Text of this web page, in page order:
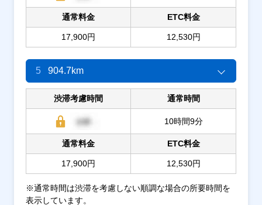
通常料金
17,900円
ETC料金
12,530円
5 904.7km
渋滞考慮時間 通常時間
10時間9分
通常料金
17,900円
ETC料金
12,530円
※通常時間は渋滞を考慮しない順調な場合の所要時間を
表示しています。